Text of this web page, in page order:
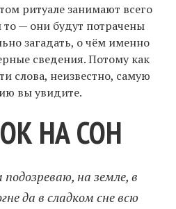
ритуале занимают всего
то — они будут потрачены
загадать, о чём именно
сведения. Потому как
слова, неизвестно, самую
вы увидите.
НА СОН
на земле, в
да в сладком сне всю